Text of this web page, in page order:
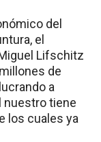
del
el
Lifschitz
de
a
nuestro tiene
los cuales ya